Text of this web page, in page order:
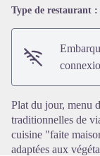
Type de restaurant :
Plat du jour, menu
traditionnelles de
cuisine "faite
adaptées aux